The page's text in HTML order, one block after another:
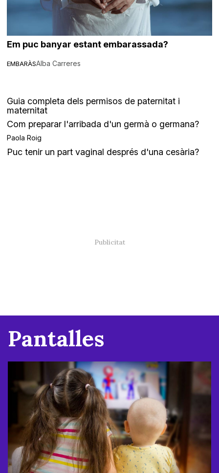
EMBARÀS
Em puc banyar estant embarassada?
Alba Carreres
Guia completa dels permisos de paternitat i
maternitat
Com preparar l'arribada d'un germà o germana?
Paola Roig
Puc tenir un part vaginal després d'una cesària?
Pantalles